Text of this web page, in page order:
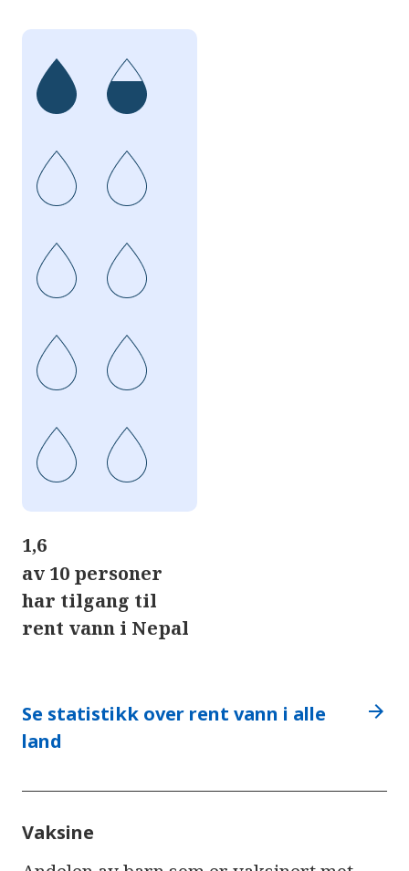
1,6
av 10 personer
har tilgang til
rent vann i Nepal
Se statistikk over rent vann i alle
land
arrow_forward
Vaksine